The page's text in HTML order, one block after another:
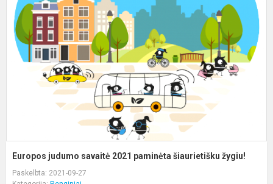
Europos judumo savaitė 2021 paminėta šiaurietišku žygiu!
Paskelbta: 2021-09-27